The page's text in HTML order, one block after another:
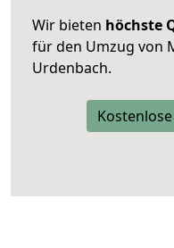
Wir bieten höchste
für den Umzug von
Urdenbach.